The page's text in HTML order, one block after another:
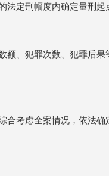
法定刑幅度内确定量刑起
额、犯罪次数、犯罪后
合考虑全案情况，依法确